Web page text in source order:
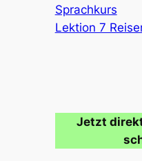
Sprachkurs
Lektion 7
Jetzt